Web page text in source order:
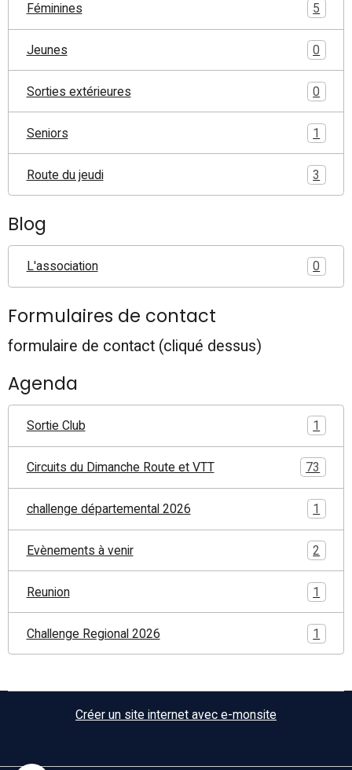
Féminines 5
Jeunes 0
Sorties extérieures 0
Seniors 1
Route du jeudi 3
Blog
L'association 0
Formulaires de contact
formulaire de contact (cliqué dessus)
Agenda
Sortie Club 1
Circuits du Dimanche Route et VTT 73
challenge départemental 2026 1
Evènements à venir 2
Reunion 1
Challenge Regional 2026 1
Créer un site internet avec e-monsite